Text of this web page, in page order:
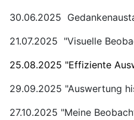
30.06.2025
21.07.2025 "Visuelle
25.08.2025 "Effiziente
29.09.2025 "Auswertung
27.10.2025 "Meine